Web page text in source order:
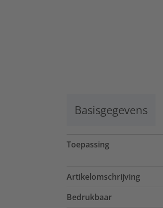
Basisgegevens
Toepassing
Artikelomschrijving
Bedrukbaar